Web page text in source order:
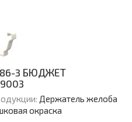
3 БЮДЖЕТ
Держатель желоба
окраска